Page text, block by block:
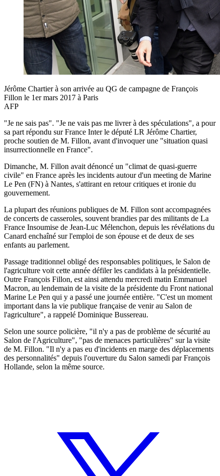
Jérôme Chartier à son arrivée au QG de campagne de François
Fillon le 1er mars 2017 à Paris
AFP
"Je ne sais pas". "Je ne vais pas me livrer à des spéculations", a pour
sa part répondu sur France Inter le député LR Jérôme Chartier,
proche soutien de M. Fillon, avant d'invoquer une "situation quasi
insurrectionnelle en France".
Dimanche, M. Fillon avait dénoncé un "climat de quasi-guerre
civile" en France après les incidents autour d'un meeting de Marine
Le Pen (FN) à Nantes, s'attirant en retour critiques et ironie du
gouvernement.
La plupart des réunions publiques de M. Fillon sont accompagnées
de concerts de casseroles, souvent brandies par des militants de La
France Insoumise de Jean-Luc Mélenchon, depuis les révélations du
Canard enchaîné sur l'emploi de son épouse et de deux de ses
enfants au parlement.
Passage traditionnel obligé des responsables politiques, le Salon de
l'agriculture voit cette année défiler les candidats à la présidentielle.
Outre François Fillon, est ainsi attendu mercredi matin Emmanuel
Macron, au lendemain de la visite de la présidente du Front national
Marine Le Pen qui y a passé une journée entière. "C'est un moment
important dans la vie publique française de venir au Salon de
l'agriculture", a rappelé Dominique Bussereau.
Selon une source policière, "il n'y a pas de problème de sécurité au
Salon de l'Agriculture", "pas de menaces particulières" sur la visite
de M. Fillon. "Il n'y a pas eu d'incidents en marge des déplacements
des personnalités" depuis l'ouverture du Salon samedi par François
Hollande, selon la même source.